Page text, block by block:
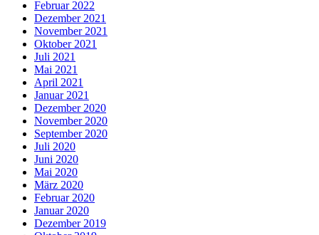
Februar 2022
Dezember 2021
November 2021
Oktober 2021
Juli 2021
Mai 2021
April 2021
Januar 2021
Dezember 2020
November 2020
September 2020
Juli 2020
Juni 2020
Mai 2020
März 2020
Februar 2020
Januar 2020
Dezember 2019